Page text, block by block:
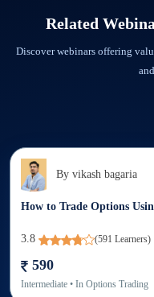
recorded webinar downloaded.
Related
Discover webinars offering
By vikash bagaria
How to Trade Options
3.8 (591 Learners)
590
Intermediate • In Options Trading